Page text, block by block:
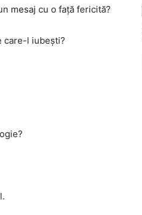
mesaj cu o față fericită?
care-l iubești?